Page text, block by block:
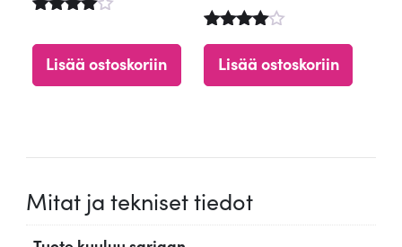
4.65
/ 5
Lisää ostoskoriin
tuotteesta
4.84
Lisää ostoskoriin
Mitat ja tekniset tiedot